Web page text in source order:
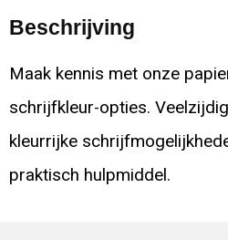
Beschrijving
Maak kennis met onze
schrijfkleur-opties.
kleurrijke
praktisch hulpmiddel.